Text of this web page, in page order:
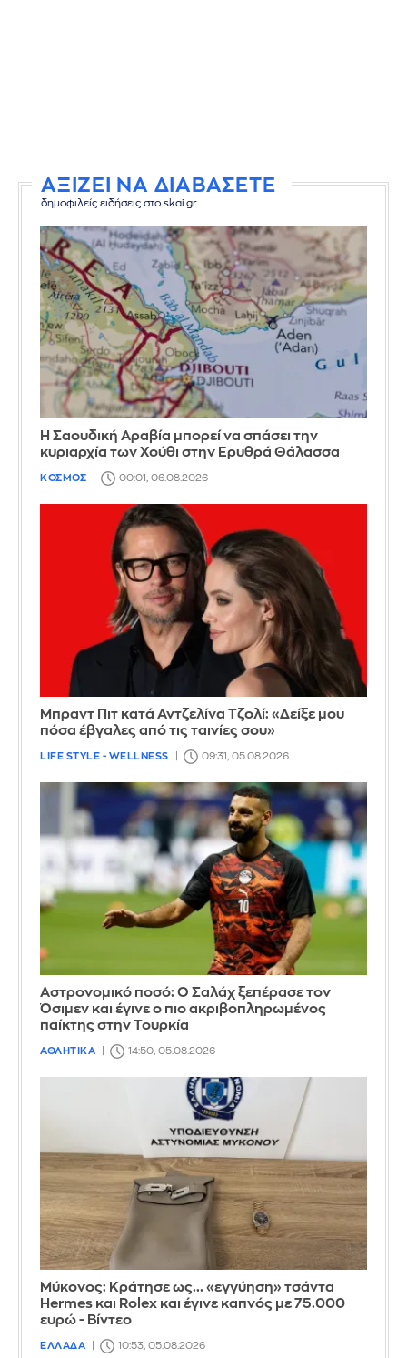
ΑΞΙΖΕΙ ΝΑ ΔΙΑΒΑΣΕΤΕ
δημοφιλείς ειδήσεις στο skai.gr
Η Σαουδική Αραβία μπορεί να σπάσει την
κυριαρχία των Χούθι στην Ερυθρά Θάλασσα
ΚΟΣΜΟΣ 00:01, 06.08.2026
Μπραντ Πιτ κατά Αντζελίνα Τζολί: «Δείξε μου
πόσα έβγαλες από τις ταινίες σου»
LIFE STYLE - WELLNESS 09:31, 05.08.2026
Αστρονομικό ποσό: Ο Σαλάχ ξεπέρασε τον
Όσιμεν και έγινε ο πιο ακριβοπληρωμένος
παίκτης στην Τουρκία
ΑΘΛΗΤΙΚΑ 14:50, 05.08.2026
Μύκονος: Κράτησε ως... «εγγύηση» τσάντα
Hermes και Rolex και έγινε καπνός με 75.000
ευρώ - Βίντεο
ΕΛΛΑΔΑ 10:53, 05.08.2026